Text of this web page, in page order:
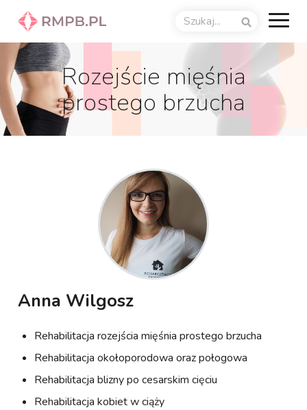
Rozejście mięśnia
prostego brzucha
Anna Wilgosz
Rehabilitacja rozejścia mięśnia prostego brzucha
Rehabilitacja okołoporodowa oraz połogowa
Rehabilitacja blizny po cesarskim cięciu
Rehabilitacja kobiet w ciąży